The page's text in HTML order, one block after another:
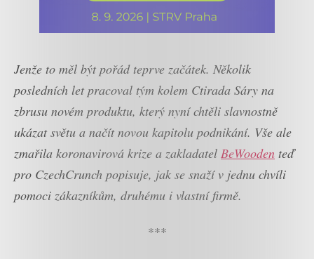
Jenže to měl být pořád teprve začátek. Několik
posledních let pracoval tým kolem Ctirada Sáry na
zbrusu novém produktu, který nyní chtěli slavnostně
ukázat světu a načít novou kapitolu podnikání. Vše ale
zmařila koronavirová krize a zakladatel BeWooden teď
pro CzechCrunch popisuje, jak se snaží v jednu chvíli
pomoci zákazníkům, druhému i vlastní firmě.
***